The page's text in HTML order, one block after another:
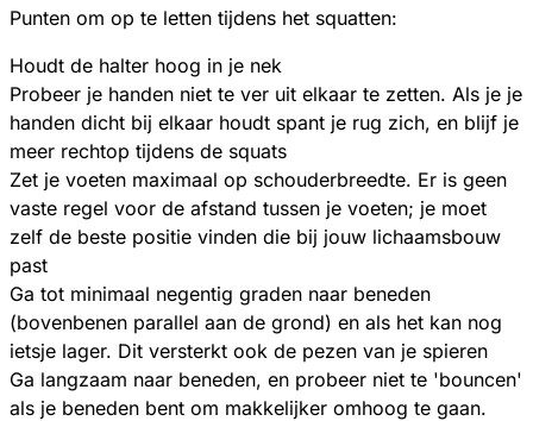
Punten om op te letten tijdens het squatten:
Houdt de halter hoog in je nek
Probeer je handen niet te ver uit elkaar te zetten. Als je je
handen dicht bij elkaar houdt spant je rug zich, en blijf je
meer rechtop tijdens de squats
Zet je voeten maximaal op schouderbreedte. Er is geen
vaste regel voor de afstand tussen je voeten; je moet
zelf de beste positie vinden die bij jouw lichaamsbouw
past
Ga tot minimaal negentig graden naar beneden
(bovenbenen parallel aan de grond) en als het kan nog
ietsje lager. Dit versterkt ook de pezen van je spieren
Ga langzaam naar beneden, en probeer niet te 'bouncen'
als je beneden bent om makkelijker omhoog te gaan.